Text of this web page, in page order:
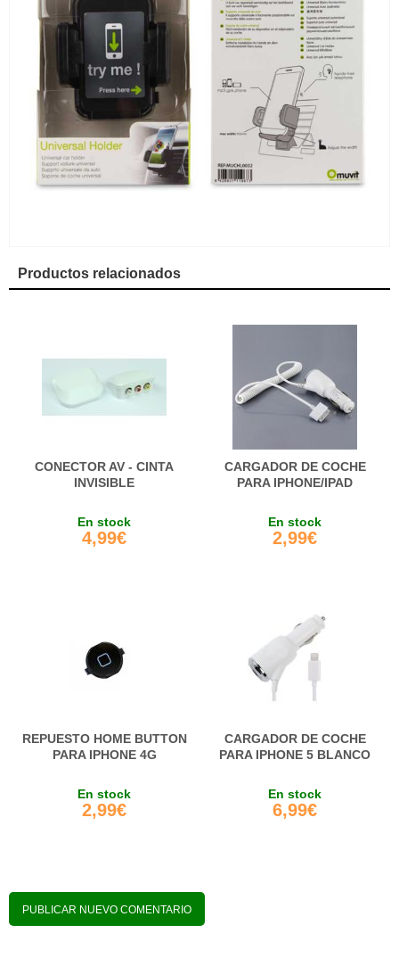
Productos relacionados
CONECTOR AV - CINTA
INVISIBLE
En stock
4,99€
CARGADOR DE COCHE
PARA IPHONE/IPAD
En stock
2,99€
REPUESTO HOME BUTTON
PARA IPHONE 4G
En stock
2,99€
CARGADOR DE COCHE
PARA IPHONE 5 BLANCO
En stock
6,99€
PUBLICAR NUEVO COMENTARIO